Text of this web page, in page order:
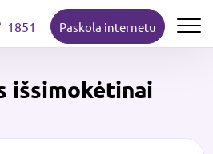
1851 Paskola internetu
išsimokėtinai